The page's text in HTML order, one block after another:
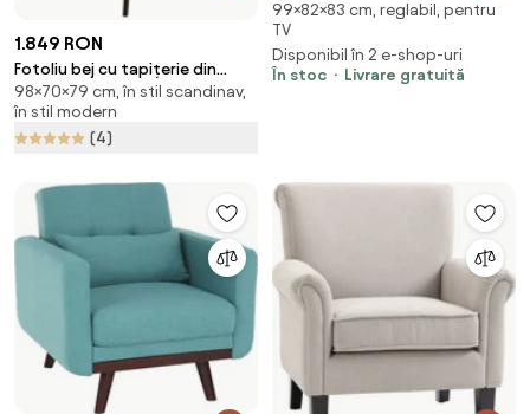
1.849 RON
Fotoliu bej cu tapițerie din
blană artificială Glasgow –
Bonami Essentials
98×70×79 cm, în stil scandinav,
în stil modern
(4)
natural, ZANDER
99×82×83 cm, reglabil, pentru
TV
Disponibil în 2 e-shop-uri
În stoc
Livrare gratuită